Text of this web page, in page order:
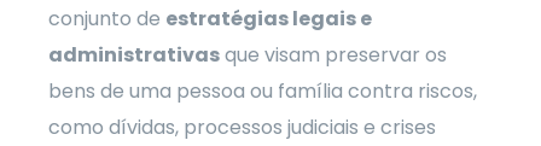
conjunto de estratégias legais e
administrativasque visam preservar os
bens de uma pessoa ou família contra riscos,
como dívidas, processos judiciais e crises